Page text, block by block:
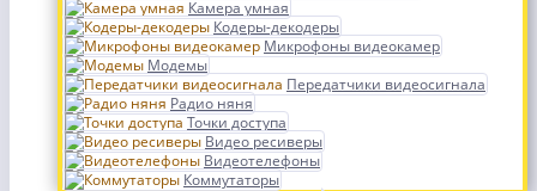
Камера умная
Кодеры-декодеры
Микрофоны видеокамер
Модемы
Передатчики видеосигнала
Радио няня
Точки доступа
Видео ресиверы
Видеотелефоны
Коммутаторы